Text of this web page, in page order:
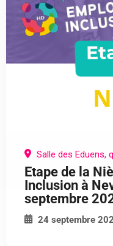
Salle des Eduens,
Etape de la
Inclusion à
septembre
24 septembre